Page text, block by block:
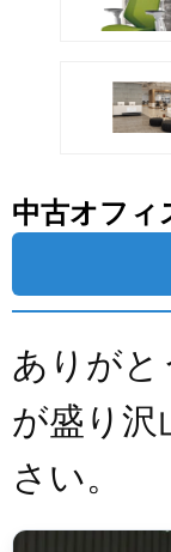
中古オフィ
ありがと
が盛り沢
さい。